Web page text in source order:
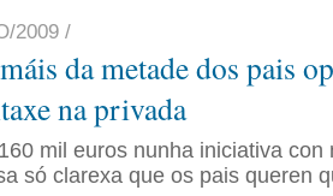
2009 /
da metade dos pais
na privada
mil euros nunha iniciativa con
só clarexa que os pais queren